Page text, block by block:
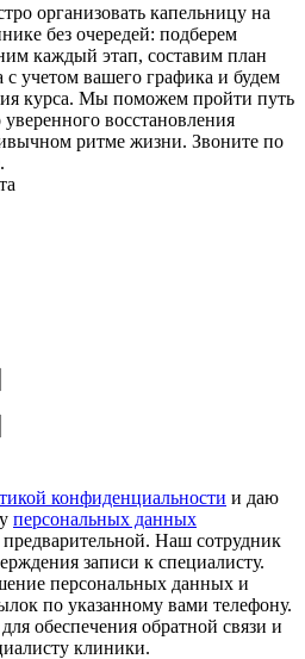
организовать капельницу на
без очередей: подберем
каждый этап, составим план
учетом вашего графика и будем
курса. Мы поможем пройти путь
восстановления
ритме жизни. Звоните по
конфиденциальности и даю
персональных данных
предварительной. Наш сотрудник
записи к специалисту.
персональных данных и
по указанному вами телефону.
обеспечения обратной связи и
клиники.